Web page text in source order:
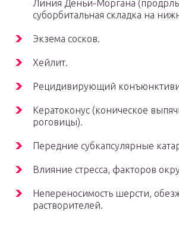
Линия Деньи-Моргана
суборбитальная складка на
Экзема сосков.
Хейлит.
Рецидивирующий
Кератоконус (коническое
роговицы).
Передние субкапсулярные
Влияние стресса, факторов
Непереносимость шерсти,
растворителей.